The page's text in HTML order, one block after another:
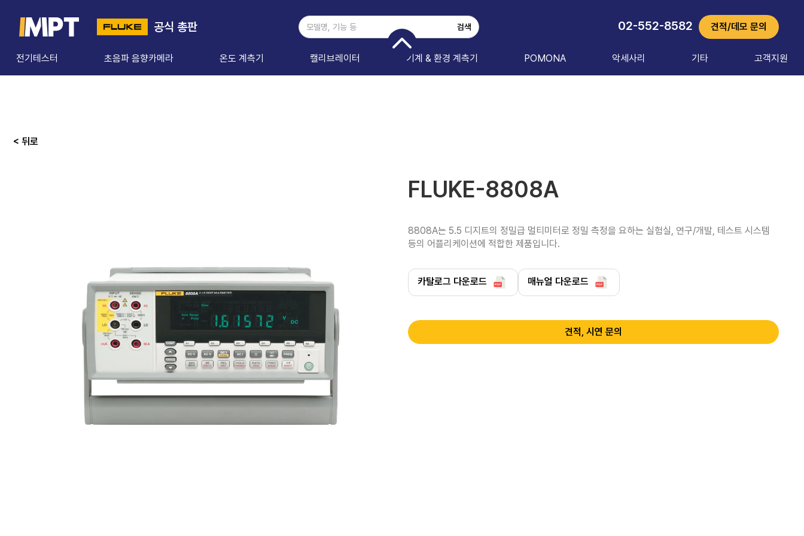
공식 총판 02-552-8582 견적/데모 문의
전기테스터 초음파 음향카메라 온도 계측기 캘리브레이터 기계 & 환경 계측기 POMONA 악세사리 기타 고객지원
< 뒤로
FLUKE-8808A
8808A는 5.5 디지트의 정밀급 멀티미터로 정밀 측정을 요하는 실험실, 연구/개발, 테스트 시스템
등의 어플리케이션에 적합한 제품입니다.
카탈로그 다운로드 매뉴얼 다운로드
견적, 시연 문의